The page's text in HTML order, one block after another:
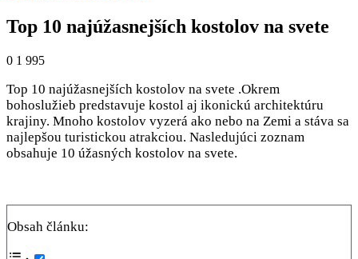
Top 10 najúžasnejších kostolov na svete
0 1 995
Top 10 najúžasnejších kostolov na svete .Okrem
bohoslužieb predstavuje kostol aj ikonickú architektúru
krajiny. Mnoho kostolov vyzerá ako nebo na Zemi a stáva sa
najlepšou turistickou atrakciou. Nasledujúci zoznam
obsahuje 10 úžasných kostolov na svete.
Obsah článku: